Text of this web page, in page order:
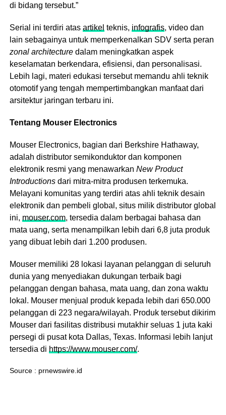
di bidang tersebut.”
Serial ini terdiri atas artikel teknis, infografis, video dan
lain sebagainya untuk memperkenalkan SDV serta peran
zonal architecturedalam meningkatkan aspek
keselamatan berkendara, efisiensi, dan personalisasi.
Lebih lagi, materi edukasi tersebut memandu ahli teknik
otomotif yang tengah mempertimbangkan manfaat dari
arsitektur jaringan terbaru ini.
Tentang Mouser Electronics
Mouser Electronics, bagian dari Berkshire Hathaway,
adalah distributor semikonduktor dan komponen
elektronik resmi yang menawarkan New Product
Introductionsdari mitra-mitra produsen terkemuka.
Melayani komunitas yang terdiri atas ahli teknik desain
elektronik dan pembeli global, situs milik distributor global
ini, mouser.com, tersedia dalam berbagai bahasa dan
mata uang, serta menampilkan lebih dari 6,8 juta produk
yang dibuat lebih dari 1.200 produsen.
Mouser memiliki 28 lokasi layanan pelanggan di seluruh
dunia yang menyediakan dukungan terbaik bagi
pelanggan dengan bahasa, mata uang, dan zona waktu
lokal. Mouser menjual produk kepada lebih dari 650.000
pelanggan di 223 negara/wilayah. Produk tersebut dikirim
Mouser dari fasilitas distribusi mutakhir seluas 1 juta kaki
persegi di pusat kota Dallas, Texas. Informasi lebih lanjut
tersedia di https://www.mouser.com/.
Source : prnewswire.id